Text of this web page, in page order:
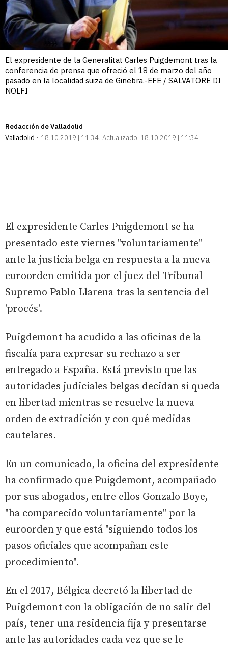
El expresidente de la Generalitat Carles Puigdemont tras la
conferencia de prensa que ofreció el 18 de marzo del año
pasado en la localidad suiza de Ginebra.-EFE / SALVATORE DI
NOLFI
Redacción de Valladolid
Valladolid
18.10.2019 | 11:34 Actualizado: 18.10.2019 | 11:34
El expresidente Carles Puigdemont se ha
presentado este viernes "voluntariamente"
ante la justicia belga en respuesta a la nueva
euroorden emitida por el juez del Tribunal
Supremo Pablo Llarena tras la sentencia del
'procés'.
Puigdemont ha acudido a las oficinas de la
fiscalía para expresar su rechazo a ser
entregado a España. Está previsto que las
autoridades judiciales belgas decidan si queda
en libertad mientras se resuelve la nueva
orden de extradición y con qué medidas
cautelares.
En un comunicado, la oficina del expresidente
ha confirmado que Puigdemont, acompañado
por sus abogados, entre ellos Gonzalo Boye,
"ha comparecido voluntariamente" por la
euroorden y que está "siguiendo todos los
pasos oficiales que acompañan este
procedimiento".
En el 2017, Bélgica decretó la libertad de
Puigdemont con la obligación de no salir del
país, tener una residencia fija y presentarse
ante las autoridades cada vez que se le